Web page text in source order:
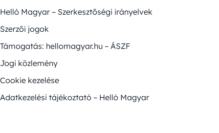
Helló Magyar – Szerkesztőségi irányelvek
Szerzői jogok
Támogatás: hellomagyar.hu – ÁSZF
Jogi közlemény
Cookie kezelése
Adatkezelési tájékoztató – Helló Magyar